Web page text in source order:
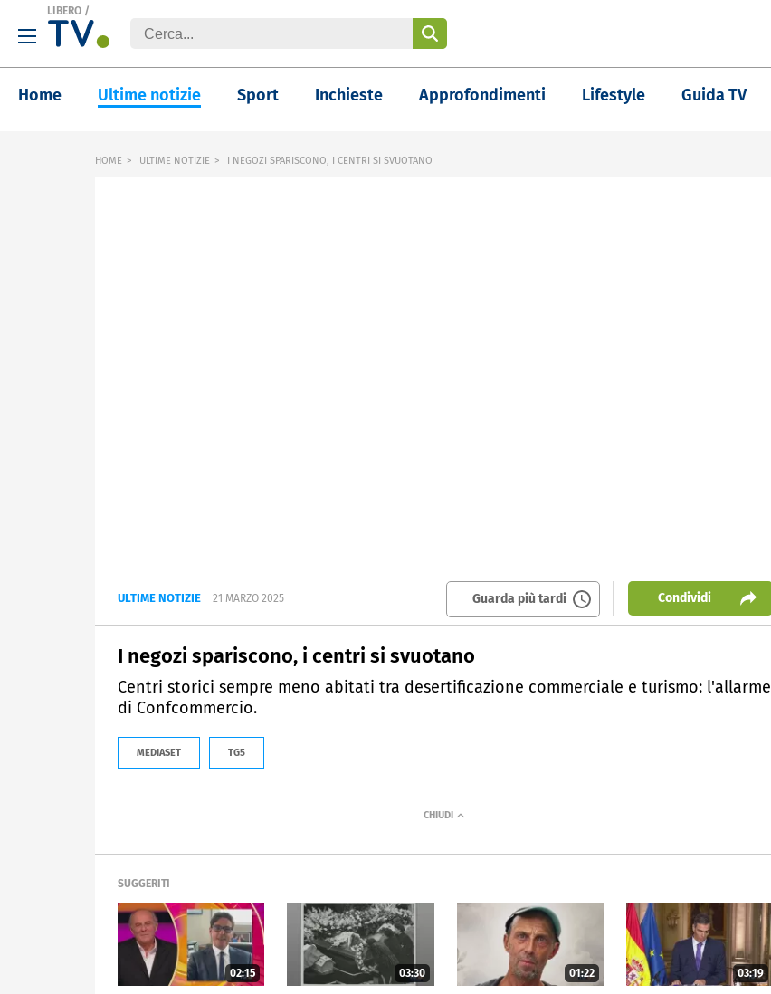
LIBERO /
Home Ultime notizie Sport Inchieste Approfondimenti Lifestyle Guida TV
HOME ULTIME NOTIZIE I NEGOZI SPARISCONO, I CENTRI SI SVUOTANO
ULTIME NOTIZIE 21 MARZO 2025 Guarda più tardi Condividi
I negozi spariscono, i centri si svuotano
Centri storici sempre meno abitati tra desertificazione commerciale e turismo: l'allarme
di Confcommercio.
MEDIASET TG5
SUGGERITI
02:15 03:30 01:22 03:19